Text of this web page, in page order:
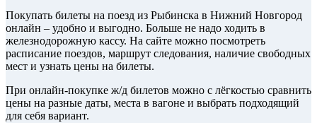
Покупать билеты на поезд из Рыбинска в Нижний Новгород
онлайн – удобно и выгодно. Больше не надо ходить в
железнодорожную кассу. На сайте можно посмотреть
расписание поездов, маршрут следования, наличие свободных
мест и узнать цены на билеты.
При онлайн-покупке ж/д билетов можно с лёгкостью сравнить
цены на разные даты, места в вагоне и выбрать подходящий
для себя вариант.